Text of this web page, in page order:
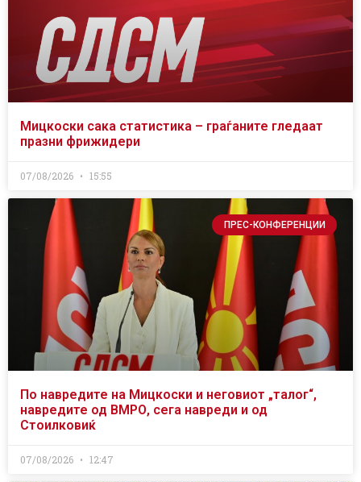
Мицкоски сака статистика – граѓаните гледаат
празни фрижидери
07/08/2026 15:55
ПРЕС-КОНФЕРЕНЦИИ
По навредите на Мицкоски и неговиот „талог“,
навредите од ВМРО, сега навреди и од
Стоилковиќ
07/08/2026 12:47